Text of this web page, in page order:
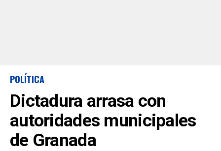
POLÍTICA
Dictadura arrasa con
autoridades municipales
de Granada